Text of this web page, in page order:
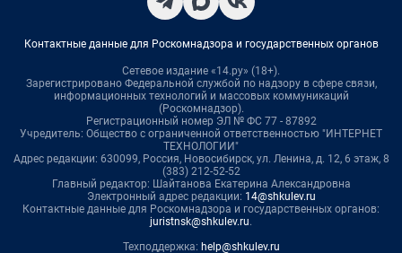
Контактные данные для Роскомнадзора и государственных органов
Сетевое издание «14.ру» (18+).
Зарегистрировано Федеральной службой по надзору в сфере связи,
информационных технологий и массовых коммуникаций
(Роскомнадзор).
Регистрационный номер ЭЛ № ФС 77 - 87892
Учредитель: Общество с ограниченной ответственностью "ИНТЕРНЕТ
ТЕХНОЛОГИИ"
Адрес редакции: 630099, Россия, Новосибирск, ул. Ленина, д. 12, 6 этаж, 8
(383) 212-52-52
Главный редактор: Шайтанова Екатерина Александровна
Электронный адрес редакции: 14@shkulev.ru
Контактные данные для Роскомнадзора и государственных органов:
juristnsk@shkulev.ru.
Техподдержка: help@shkulev.ru